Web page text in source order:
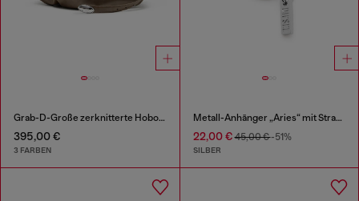
Grab-D-Große zerknitterte Hobo-Tasche
395,00 €
3 FARBEN
Metall-Anhänger „Aries“ mit Strasssteinen
22,00 €45,00 €-51%
SILBER